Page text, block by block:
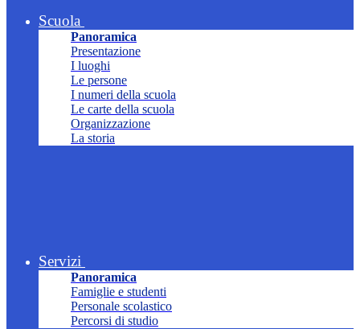
Scuola
Panoramica
Presentazione
I luoghi
Le persone
I numeri della scuola
Le carte della scuola
Organizzazione
La storia
Servizi
Panoramica
Famiglie e studenti
Personale scolastico
Percorsi di studio